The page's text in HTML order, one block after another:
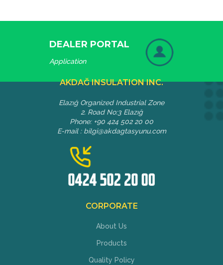
DEALER PORTAL
Application
AKDAĞ INSULATION INC.
Elazığ Organized Industrial Zone
2. Road No:3 Elazığ
Phone: +90 424 502 20 00
E-mail : bilgi@akdagtasyunu.com
CORPORATE
About Us
Products
Quality Policy